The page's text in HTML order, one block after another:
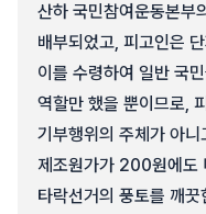
산하 국민참여운동본부
배부되었고, 피고인은
이를 수령하여 일반 국
역할만 했을 뿐이므로,
기부행위의 주체가 아
제조원가가 200원에도
타락선거의 풍토를 깨